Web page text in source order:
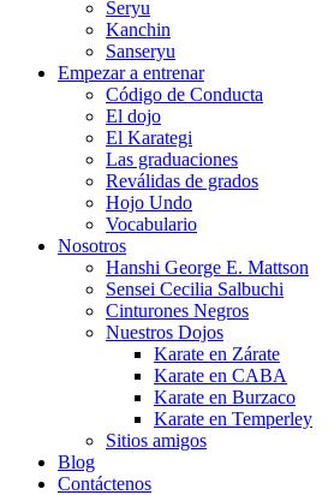
Seryu
Kanchin
Sanseryu
Empezar a entrenar
Código de Conducta
El dojo
El Karategi
Las graduaciones
Reválidas de grados
Hojo Undo
Vocabulario
Nosotros
Hanshi George E. Mattson
Sensei Cecilia Salbuchi
Cinturones Negros
Nuestros Dojos
Karate en Zárate
Karate en CABA
Karate en Burzaco
Karate en Temperley
Sitios amigos
Blog
Contáctenos